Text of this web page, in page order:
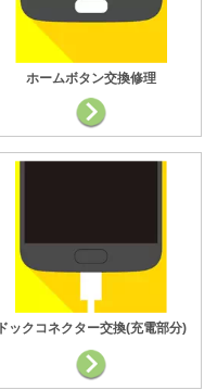
ホームボタン交換修理
ドックコネクター交換(充電部分)